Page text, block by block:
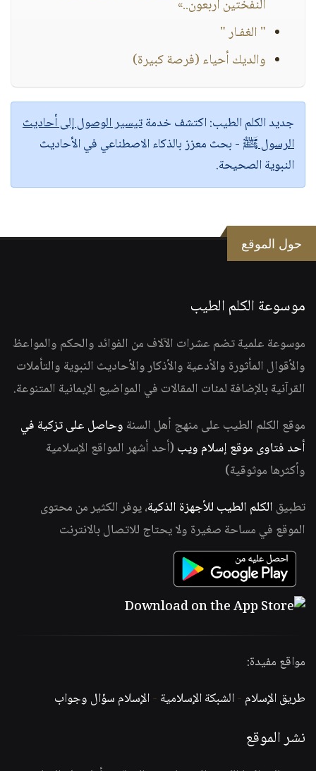
النفختين أربعون..»
" الغفـار "
والديك أحياء (فرصة كبيرة)
جديد الكلم الطيب:اكتشف خدمةتيسير الوصول إلى أحاديث
الرسول ﷺ - بحث معزز بالذكاء الاصطناعي في الأحاديث
النبوية الصحيحة.
حول الموقع
موسوعة الكلم الطيب
موسوعة علمية تضم عشرات الآلاف من الفوائد والحكم والمواعظ
والأقوال المأثورة والأدعية والأذكار والأحاديث النبوية والتأملات
القرآنية بالإضافة لمئات المقالات في المواضيع الإيمانية المتنوعة.
موقع الكلم الطيب على منهج أهل السنة وحاصل على تزكية في
أحد فتاوى موقع إسلام ويب (أحد أشهر المواقع الإسلامية
وأكثرها موثوقية)
تطبيق الكلم الطيب للأجهزة الذكية، يوفر الكثير من محتوى
الموقع في مساحة صغيرة ولا يحتاج للاتصال بالانترنت
مواقع مفيدة:
طريق الإسلام -الشبكة الإسلامية -الإسلام سؤال وجواب
نشر الموقع